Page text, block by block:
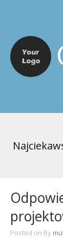
Posted on By